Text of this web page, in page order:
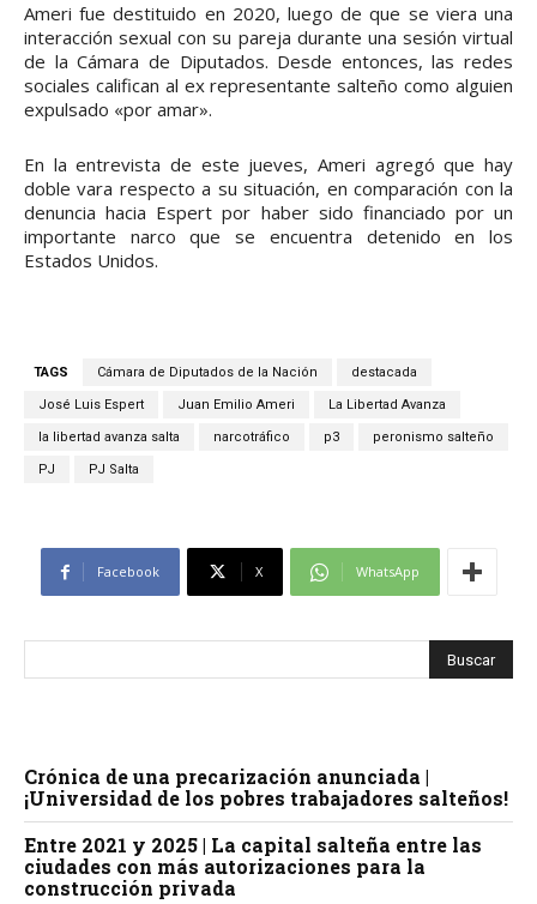
Ameri fue destituido en 2020, luego de que se viera una
interacción sexual con su pareja durante una sesión virtual
de la Cámara de Diputados. Desde entonces, las redes
sociales califican al ex representante salteño como alguien
expulsado «por amar».
En la entrevista de este jueves, Ameri agregó que hay
doble vara respecto a su situación, en comparación con la
denuncia hacia Espert por haber sido financiado por un
importante narco que se encuentra detenido en los
Estados Unidos.
TAGS Cámara de Diputados de la Nación destacada
José Luis Espert Juan Emilio Ameri La Libertad Avanza
la libertad avanza salta narcotráfico p3 peronismo salteño
PJ PJ Salta
Facebook X WhatsApp
Crónica de una precarización anunciada |
¡Universidad de los pobres trabajadores salteños!
Entre 2021 y 2025 | La capital salteña entre las
ciudades con más autorizaciones para la
construcción privada